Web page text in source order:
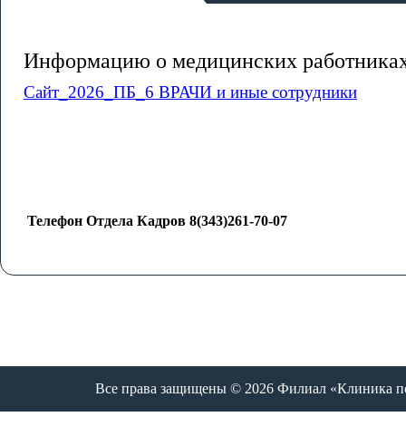
Информацию о медицинских
Сайт_2026_ПБ_6 ВРАЧИ и иные сотрудники
Телефон Отдела Кадров 8(343)261-70-07
Все права защищены © 2026 Филиал «Клиника